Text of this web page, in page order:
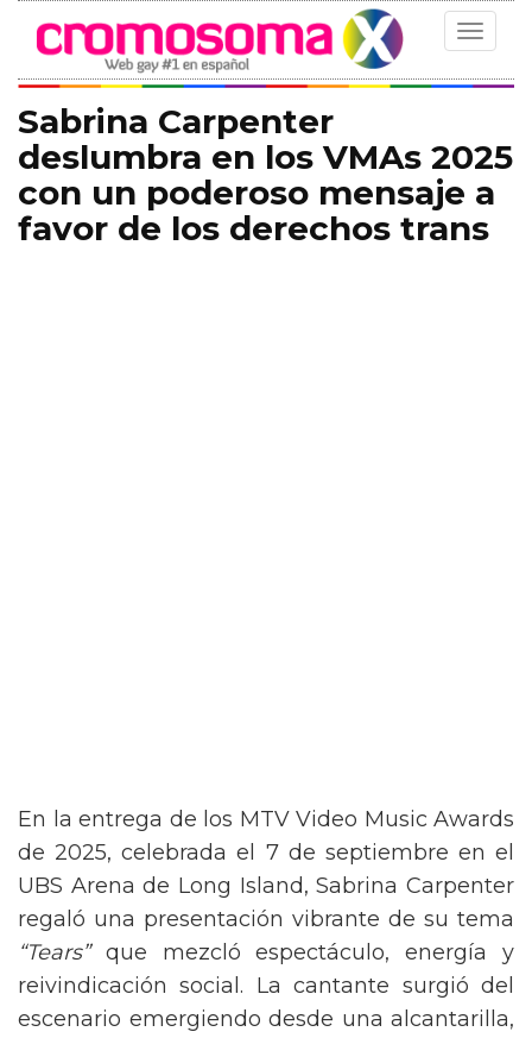
Toggle
Sabrina Carpenter
deslumbra en los VMAs 2025
con un poderoso mensaje a
favor de los derechos trans
En la entrega de los MTV Video Music Awards
de 2025, celebrada el 7 de septiembre en el
UBS Arena de Long Island, Sabrina Carpenter
regaló una presentación vibrante de su tema
“Tears”que mezcló espectáculo, energía y
reivindicación social. La cantante surgió del
escenario emergiendo desde una alcantarilla,